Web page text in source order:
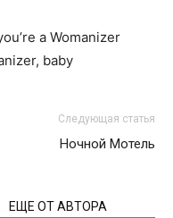
a Womanizer
baby
Следующая статья
Ночной Мотель
ЕЩЕ ОТ АВТОРА